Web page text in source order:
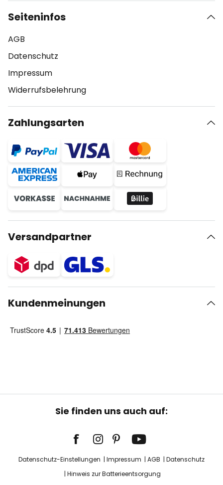
Seiteninfos
AGB
Datenschutz
Impressum
Widerrufsbelehrung
Zahlungsarten
Versandpartner
Kundenmeinungen
Sie finden uns auch auf:
Datenschutz-Einstellungen Impressum AGB
Datenschutz
Hinweis zur Batterieentsorgung